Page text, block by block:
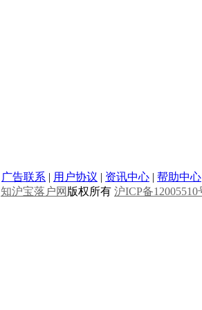
广告联系 | 用户协议 | 资讯中心 | 帮助中心
知沪宝落户网 版权所有 沪ICP备12005510